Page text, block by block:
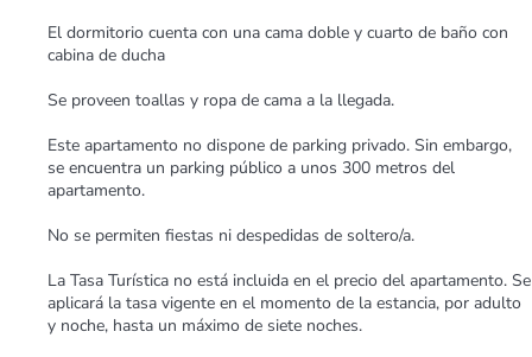
El dormitorio cuenta con una cama doble y cuarto de baño con
cabina de ducha
Se proveen toallas y ropa de cama a la llegada.
Este apartamento no dispone de parking privado. Sin embargo,
se encuentra un parking público a unos 300 metros del
apartamento.
No se permiten fiestas ni despedidas de soltero/a.
La Tasa Turística no está incluida en el precio del apartamento. Se
aplicará la tasa vigente en el momento de la estancia, por adulto
y noche, hasta un máximo de siete noches.